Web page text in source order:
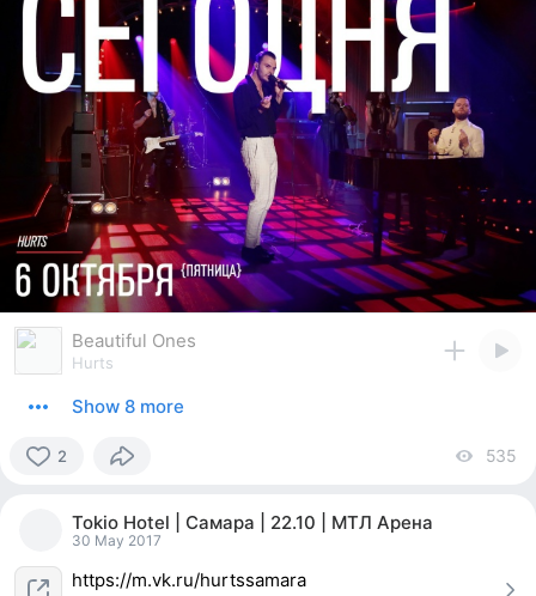
Beautiful Ones
Hurts
Show 8 more
2 535
Tokio Hotel | Самара | 22.10 | МТЛ Арена
30 May 2017
https://m.vk.ru/hurtssamara